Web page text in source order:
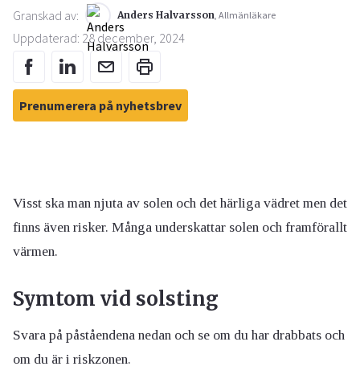
Granskad av: Anders Halvarsson, Allmänläkare
Uppdaterad: 28 december, 2024
Prenumerera på nyhetsbrev
Visst ska man njuta av solen och det härliga vädret men det
finns även risker. Många underskattar solen och framförallt
värmen.
Symtom vid solsting
Svara på påståendena nedan och se om du har drabbats och
om du är i riskzonen.